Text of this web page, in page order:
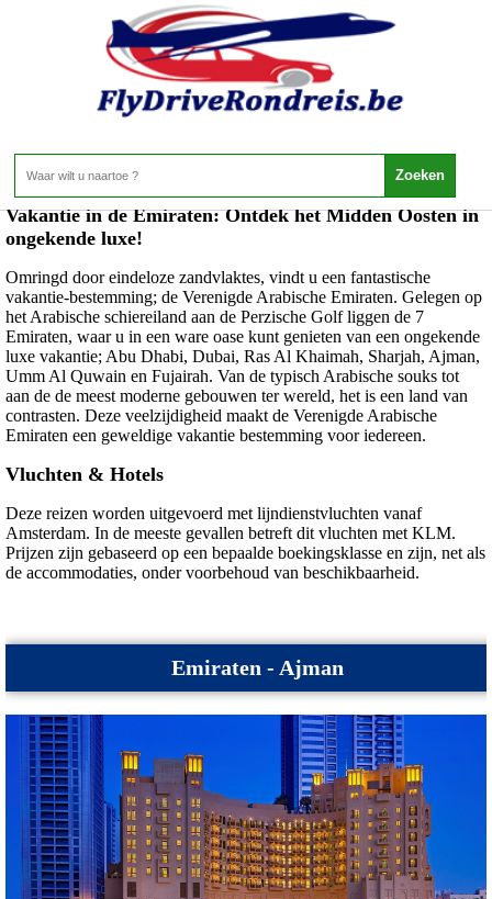
Emiraten - Emiraten
Home>Emiraten>Emiraten
Vakantie in de Emiraten: Ontdek het Midden Oosten in
ongekende luxe!
Omringd door eindeloze zandvlaktes, vindt u een fantastische
vakantie-bestemming; de Verenigde Arabische Emiraten. Gelegen op
het Arabische schiereiland aan de Perzische Golf liggen de 7
Emiraten, waar u in een ware oase kunt genieten van een ongekende
luxe vakantie; Abu Dhabi, Dubai, Ras Al Khaimah, Sharjah, Ajman,
Umm Al Quwain en Fujairah. Van de typisch Arabische souks tot
aan de de meest moderne gebouwen ter wereld, het is een land van
contrasten. Deze veelzijdigheid maakt de Verenigde Arabische
Emiraten een geweldige vakantie bestemming voor iedereen.
Vluchten & Hotels
Deze reizen worden uitgevoerd met lijndienstvluchten vanaf
Amsterdam. In de meeste gevallen betreft dit vluchten met KLM.
Prijzen zijn gebaseerd op een bepaalde boekingsklasse en zijn, net als
de accommodaties, onder voorbehoud van beschikbaarheid.
Emiraten - Ajman